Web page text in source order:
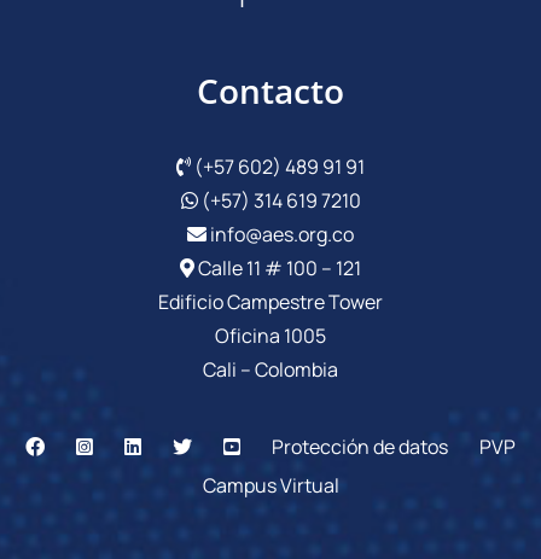
Contacto
(+57 602) 489 91 91
(+57) 314 619 7210
info@aes.org.co
Calle 11 # 100 – 121
Edificio Campestre Tower
Oficina 1005
Cali – Colombia
Protección de datos
PVP
Campus Virtual